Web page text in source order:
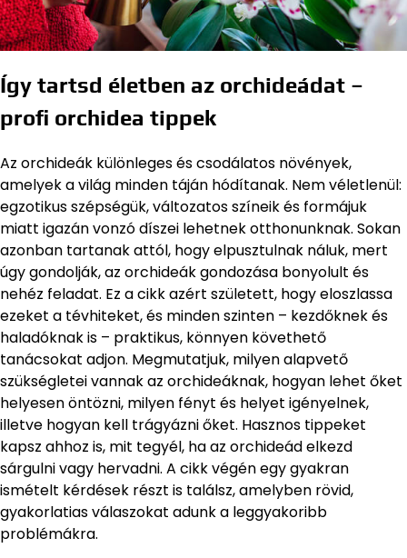
Így tartsd életben az orchideádat –
profi orchidea tippek
Az orchideák különleges és csodálatos növények,
amelyek a világ minden táján hódítanak. Nem véletlenül:
egzotikus szépségük, változatos színeik és formájuk
miatt igazán vonzó díszei lehetnek otthonunknak. Sokan
azonban tartanak attól, hogy elpusztulnak náluk, mert
úgy gondolják, az orchideák gondozása bonyolult és
nehéz feladat. Ez a cikk azért született, hogy eloszlassa
ezeket a tévhiteket, és minden szinten – kezdőknek és
haladóknak is – praktikus, könnyen követhető
tanácsokat adjon. Megmutatjuk, milyen alapvető
szükségletei vannak az orchideáknak, hogyan lehet őket
helyesen öntözni, milyen fényt és helyet igényelnek,
illetve hogyan kell trágyázni őket. Hasznos tippeket
kapsz ahhoz is, mit tegyél, ha az orchideád elkezd
sárgulni vagy hervadni. A cikk végén egy gyakran
ismételt kérdések részt is találsz, amelyben rövid,
gyakorlatias válaszokat adunk a leggyakoribb
problémákra.